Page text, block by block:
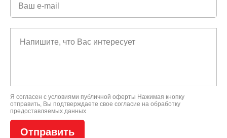
Я согласен с условиями публичной оферты Нажимая кнопку
отправить, Вы подтверждаете свое согласие на обработку
предоставляемых данных